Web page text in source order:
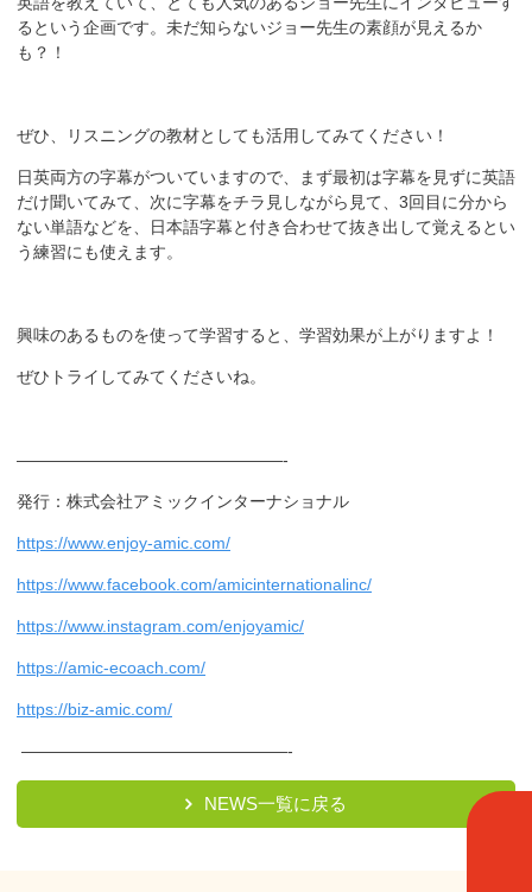
るという企画です。未だ知らないジョー先生の素顔が見えるか
も？！
ぜひ、リスニングの教材としても活用してみてください！
日英両方の字幕がついていますので、まず最初は字幕を見ずに英語
だけ聞いてみて、次に字幕をチラ見しながら見て、3回目に分から
ない単語などを、日本語字幕と付き合わせて抜き出して覚えるとい
う練習にも使えます。
興味のあるものを使って学習すると、学習効果が上がりますよ！
ぜひトライしてみてくださいね。
————————————————-
発行：株式会社アミックインターナショナル
https://www.enjoy-amic.com/
https://www.facebook.com/amicinternationalinc/
https://www.instagram.com/enjoyamic/
https://amic-ecoach.com/
https://biz-amic.com/
————————————————-
NEWS一覧に戻る